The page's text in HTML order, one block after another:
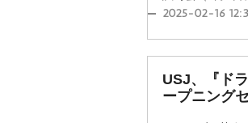
2025-02-16
USJ、『ド
ープニング